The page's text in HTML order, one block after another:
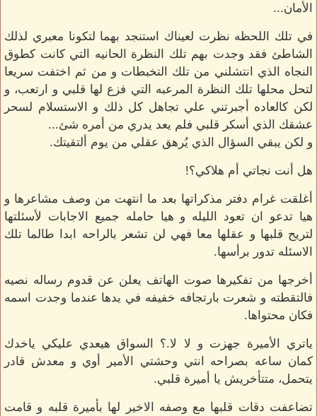
الأمان...
في تلك اللحظه نظرت لعيناك استنجد بهما لتكونا معبري لذلك
الشاطئ فقد وجدت بهم تلك النظرة الحانيه التي كانت كطوق
النجاه الذي انتشلني من تلك التخبطات و من ثم اختفت سريعا
لتحل محلها تلك النظرة المرعبه التي فزع لها قلبي و ارتعب، و
لكن كالعاده أجبرتني علي تجاهل كل ذلك و الاستسلام لسحر
عشقك الذي أسكر قلبي فلم يعد يدري من أمره شئ...
و لكن يبقي السؤال الذي يُرهق عقلي من يوم ألتقيتك.
هل أنت نجاتي أم هلاكي؟!
أغلقت غرام دفتر مذكراتها بعد ما انتهت من وصف مشاعرها و
هيا تدعو ان تعود الليله و هيا حامله جميع الاجابات لأسئلتها
لتريح قلبها و عقلها معا فهي لن تشعر بالراحه ابدا طالما تلك
الاسئله تدور برأسها.
أخرجها من تفكيرها صوت الهاتف يعلن عن قدوم رساله نصيه
فالتقطته و شعرت بارتجافه خفيفه في يدها عندما وجدت اسمه
فكان محتواها.
ياتري الأميرة جهزت و لا لا.؟ السواق هيعدي عليكي ياخدك
كمان ساعه بصراحه انتي وحشتي الأمير أوي و معدش قادر
يتحمل، متتأخريش يا أميرة قلبي.
تضاعفت دقات قلبها مع وصفه الاخير لها بأميرة قلبه و قامت